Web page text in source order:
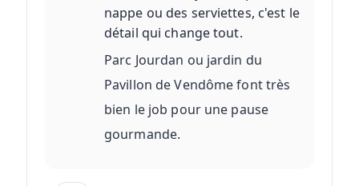
nappe ou des serviettes, c'est le
détail qui change tout.
Parc Jourdan ou jardin du
Pavillon de Vendôme font très
bien le job pour une pause
gourmande.